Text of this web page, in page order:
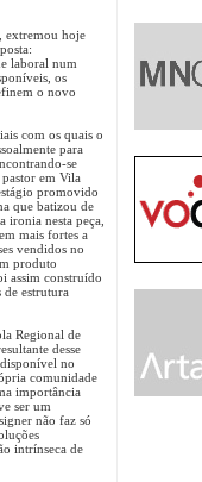
extremou hoje
laboral num
os
o novo
com os quais o
para
se
em Vila
promovido
que batizou de
ironia nesta peça,
mais fortes a
vendidos no
produto
assim construído
estrutura
Regional de
desse
no
comunidade
importância
ser um
não faz só
intrínseca de